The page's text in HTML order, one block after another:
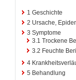
1 Geschichte
2 Ursache,
3 Symptome
3.1 Trockene
3.2 Feuchte
4
5 Behandlung